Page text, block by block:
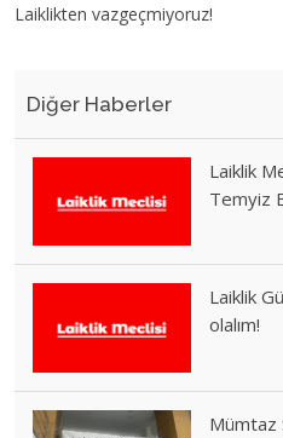
Laiklikten vazgeçmiyoruz!
Diğer Haberler
Laiklik
Temyiz
Laiklik
olalım!
Mümtaz